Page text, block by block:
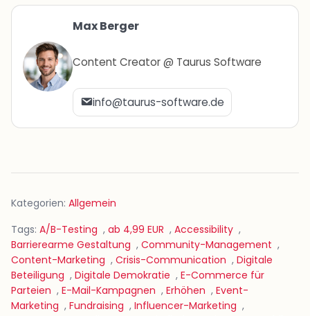
Max Berger
Content Creator @ Taurus Software
info@taurus-software.de
Kategorien: Allgemein
Tags: A/B-Testing , ab 4,99 EUR , Accessibility ,
Barrierearme Gestaltung , Community-Management ,
Content-Marketing , Crisis-Communication , Digitale
Beteiligung , Digitale Demokratie , E-Commerce für
Parteien , E-Mail-Kampagnen , Erhöhen , Event-
Marketing , Fundraising , Influencer-Marketing ,